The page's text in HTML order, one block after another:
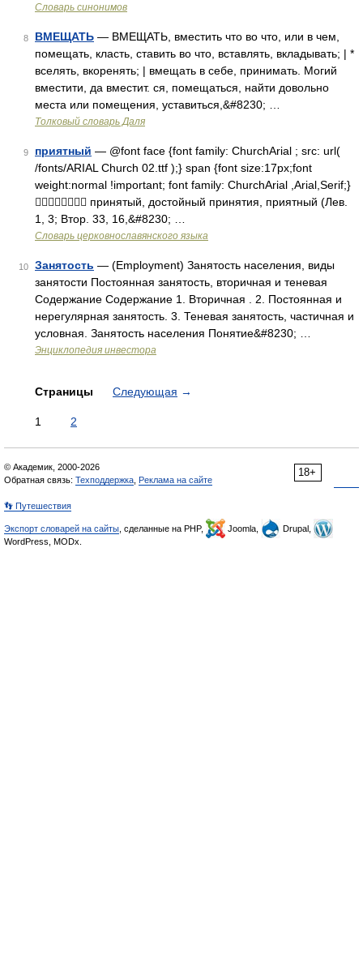
Словарь синонимов
8 ВМЕЩАТЬ — ВМЕЩАТЬ, вместить что во что, или в чем,
помещать, класть, ставить во что, вставлять, вкладывать; | *
вселять, вкоренять; | вмещать в себе, принимать. Могий
вместити, да вместит. ся, помещаться, найти довольно
места или помещения, уставиться,&#8230; …
Толковый словарь Даля
9 приятный — @font face {font family: ChurchArial ; src: url(
/fonts/ARIAL Church 02.ttf );} span {font size:17px;font
weight:normal !important; font family: ChurchArial ,Arial,Serif;}
 принятый, достойный принятия, приятный (Лев.
1, 3; Втор. 33, 16,&#8230; …
Словарь церковнославянского языка
10 Занятость — (Employment) Занятость населения, виды
занятости Постоянная занятость, вторичная и теневая
Содержание Содержание 1. Вторичная . 2. Постоянная и
нерегулярная занятость. 3. Теневая занятость, частичная и
условная. Занятость населения Понятие&#8230; …
Энциклопедия инвестора
Страницы Следующая →
1 2
18+
© Академик, 2000-2026
Обратная связь: Техподдержка Реклама на сайте
👣 Путешествия
Экспорт словарей на сайты , сделанные на PHP, Joomla,
Drupal,
WordPress, MODx.